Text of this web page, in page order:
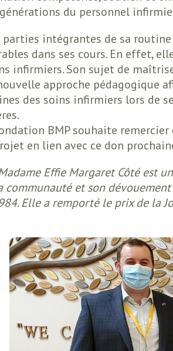
du personnel
intégrantes de sa
dans ses cours. En effet,
infirmiers. Son sujet de
approche pédagogique
des soins infirmiers lors de
BMP souhaite
en lien avec ce don
Effie Margaret Côté est
communauté et son
Elle a remporté le prix de la